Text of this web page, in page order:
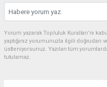
Yorum yazarak Topluluk Kuralları’nı
yaptığınız yorumunuzla ilgili doğrudan
üstleniyorsunuz. Yazılan tüm
tutulamaz.